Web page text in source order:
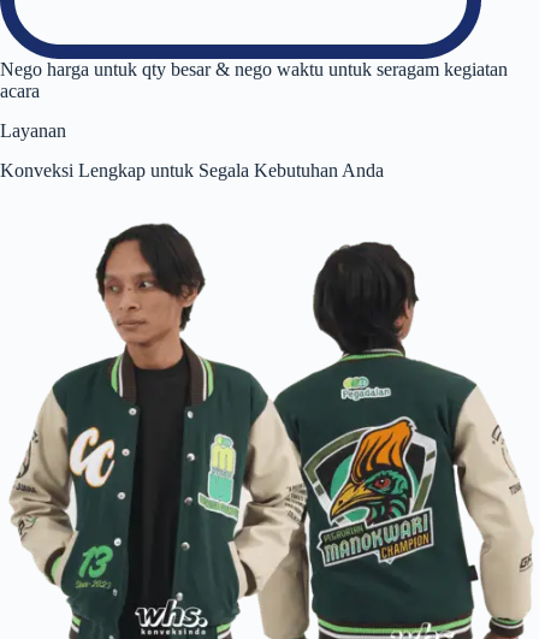
Nego harga untuk qty besar & nego waktu untuk seragam kegiatan
acara
Layanan
Konveksi Lengkap untuk Segala Kebutuhan Anda